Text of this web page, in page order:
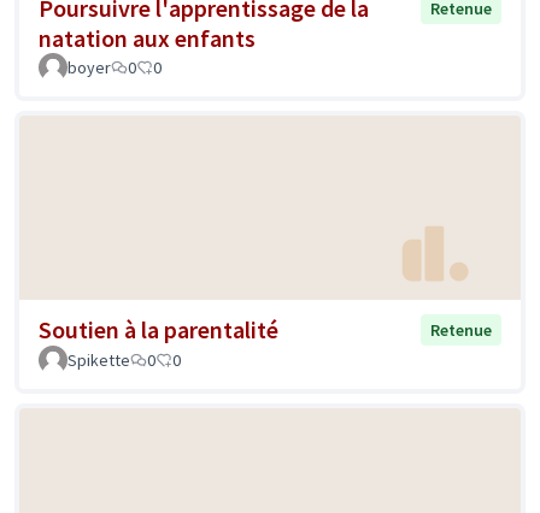
Poursuivre l'apprentissage de la
natation aux enfants
Retenue
boyer 0 0
Soutien à la parentalité
Retenue
Spikette
0 0